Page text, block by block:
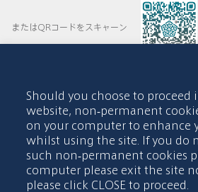
またはQRコードをスキャーン
© 2015-2026 Abdul Latif Jameel IPR
to use this site is granted strictly subject to
Abdul Latif Jameel name and the Abdul
pentagon-shaped graphics are trademarks
of Abdul Latif Jameel IPR Company Limited.
利用規約 アクセシ
Should you choose to proceed
website, non-permanent
on your computer to enhance
whilst using the site. If you do
such non-permanent cookies
computer please exit the site
please click CLOSE to proceed.